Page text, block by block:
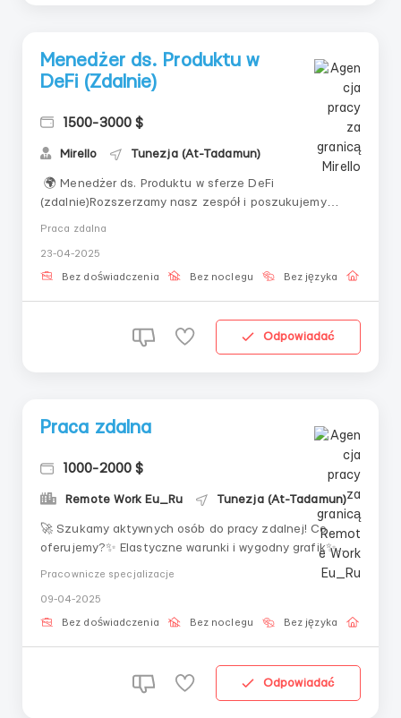
Menedżer ds. Produktu w
DeFi (Zdalnie)
1500-3000 $
Mirello Tunezja (At-Tadamun)
🌍 Menedżer ds. Produktu w sferze DeFi
(zdalnie)Rozszerzamy nasz zespół i poszukujemy
technologii blockchain, będziemy się cieszyć, że jesteś
z nami!Podstawowe zadania:– Opracowywanie i
Praca zdalna
23-04-2025
Bez doświadczenia Bez noclegu Bez języka
Odpowiadać
Praca zdalna
1000-2000 $
Remote Work Eu_Ru Tunezja (At-Tadamun)
🚀 Szukamy aktywnych osób do pracy zdalnej! Co
oferujemy?✨ Elastyczne warunki i wygodny grafik✨
Pełne szkolenie za darmo✨ Przyjazna społeczność
rozwoju 📩 Zostaw aplikację, a opowiemy ci wszystkie
szczegóły! 🔹nasz 🔹TG...
Pracownicze specjalizacje
09-04-2025
Bez doświadczenia Bez noclegu Bez języka
Odpowiadać